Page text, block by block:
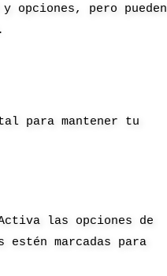
opciones, pero pueden
para mantener tu
las opciones de
marcadas para